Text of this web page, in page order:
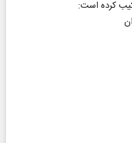
کرده است: